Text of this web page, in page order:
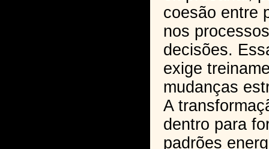
coesão entre
nos
decisões.
exige
mudanças
A
dentro para
padrões